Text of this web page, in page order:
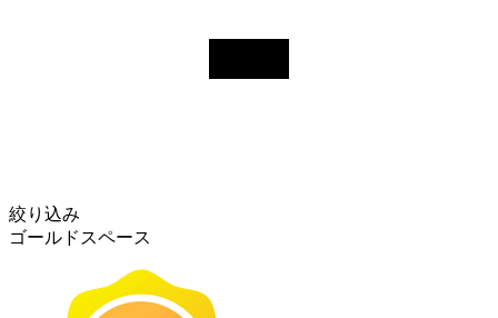
絞り込み
ゴールドスペース